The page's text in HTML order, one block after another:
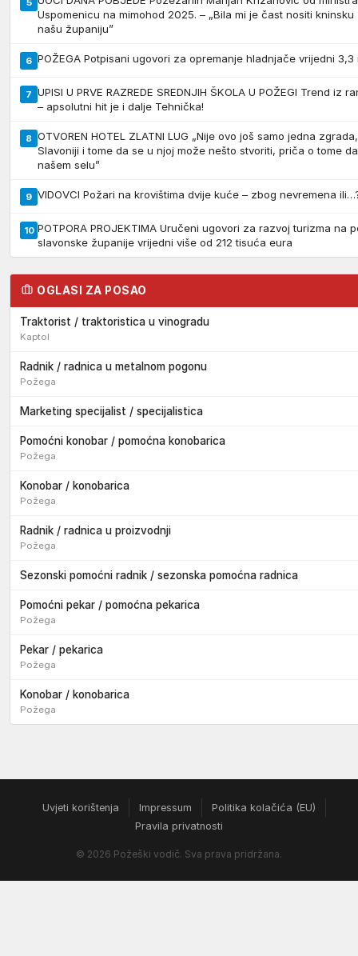
5
Uspomenicu na mimohod 2025. – „Bila mi je čast nositi
našu županiju”
6 POŽEGA Potpisani ugovori za opremanje hladnjače vrijedni 3,3
7 UPISI U PRVE RAZREDE SREDNJIH ŠKOLA U POŽEGI Trend iz
– apsolutni hit je i dalje Tehnička!
8 OTVOREN HOTEL ZLATNI LUG „Nije ovo još samo jedna
Slavoniji i tome da se u njoj može nešto stvoriti, priča o tome
našem selu”
9 VIDOVCI Požari na krovištima dvije kuće – zbog nevremena
10 POTPORA PROJEKTIMA Uručeni ugovori za razvoj turizma na
slavonske županije vrijedni više od 212 tisuća eura
OGLASI ZA POSAO
Traktorist / traktoristica u vinogradu
Kaptol
Radnik / radnica u metalnom pogonu
Požega
Marketing specijalist / specijalistica
Pomoćni konobar / pomoćna konobarica
Požega
Konobar / konobarica
Požega
Radnik / radnica u proizvodnji
Požega
Sezonski pomoćni radnik / sezonska pomoćna radnica
Pomoćni pekar / pomoćna pekarica
Požega
Pekar / pekarica
Požega
Konobar / konobarica
Požega
Uvjeti korištenja Impressum
Politika kolačića (EU)
Pravila privatnosti
© 2026 Požeški vodič. Sva prava pridržana.